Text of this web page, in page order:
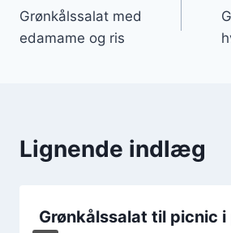
Grønkålssalat med
edamame og ris
Lignende indlæg
Grønkålssalat til picnic